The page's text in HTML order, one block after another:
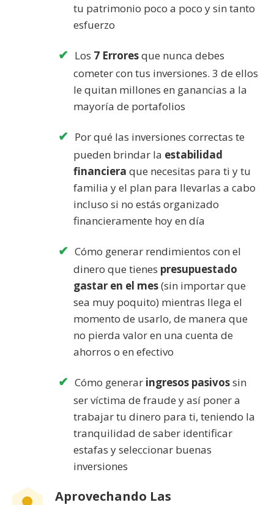
tu patrimonio poco a poco y sin tanto
esfuerzo
Los 7 Erroresque nunca debes
cometer con tus inversiones. 3 de ellos
le quitan millones en ganancias a la
mayoría de portafolios
Por qué las inversiones correctas te
pueden brindar la estabilidad
financiera que necesitas para ti y tu
familia y el plan para llevarlas a cabo
incluso si no estás organizado
financieramente hoy en día
Cómo generar rendimientos con el
dinero que tienes presupuestado
gastar en el mes(sin importar que
sea muy poquito) mientras llega el
momento de usarlo, de manera que
no pierda valor en una cuenta de
ahorros o en efectivo
Cómo generar ingresos pasivossin
ser víctima de fraude y así poner a
trabajar tu dinero para ti, teniendo la
tranquilidad de saber identificar
estafas y seleccionar buenas
inversiones
Aprovechando Las